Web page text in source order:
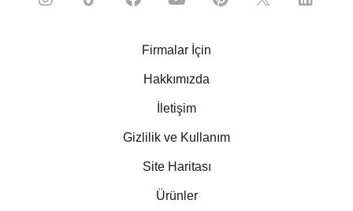
Firmalar İçin
Hakkımızda
İletişim
Gizlilik ve Kullanım
Site Haritası
Ürünler